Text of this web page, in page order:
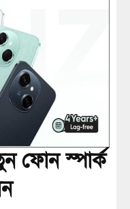
ফোন স্পার্ক